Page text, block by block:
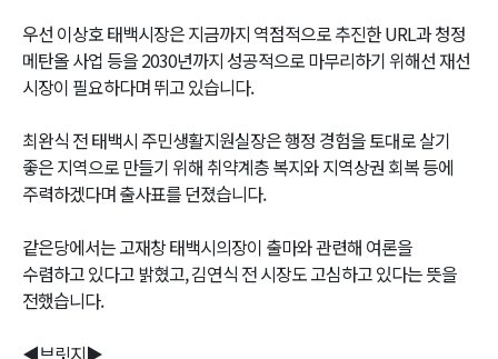
우선 이상호 태백시장은 지금까지 역점적으로 추진한 URL과 청정
메탄올 사업 등을 2030년까지 성공적으로 마무리하기 위해선 재선
시장이 필요하다며 뛰고 있습니다.
최완식 전 태백시 주민생활지원실장은 행정 경험을 토대로 살기
좋은 지역으로 만들기 위해 취약계층 복지와 지역상권 회복 등에
주력하겠다며 출사표를 던졌습니다.
같은당에서는 고재창 태백시의장이 출마와 관련해 여론을
수렴하고 있다고 밝혔고, 김연식 전 시장도 고심하고 있다는 뜻을
전했습니다.
◀브릿지▶